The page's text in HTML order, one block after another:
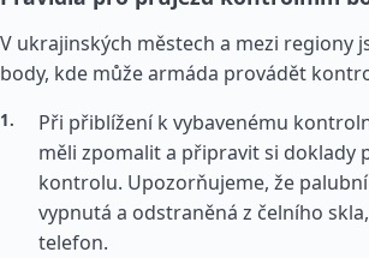
V ukrajinských městech a mezi regiony
body, kde může armáda provádět
Při přiblížení k vybavenému
měli zpomalit a připravit si doklady
kontrolu. Upozorňujeme, že
vypnutá a odstraněná z čelního
telefon.